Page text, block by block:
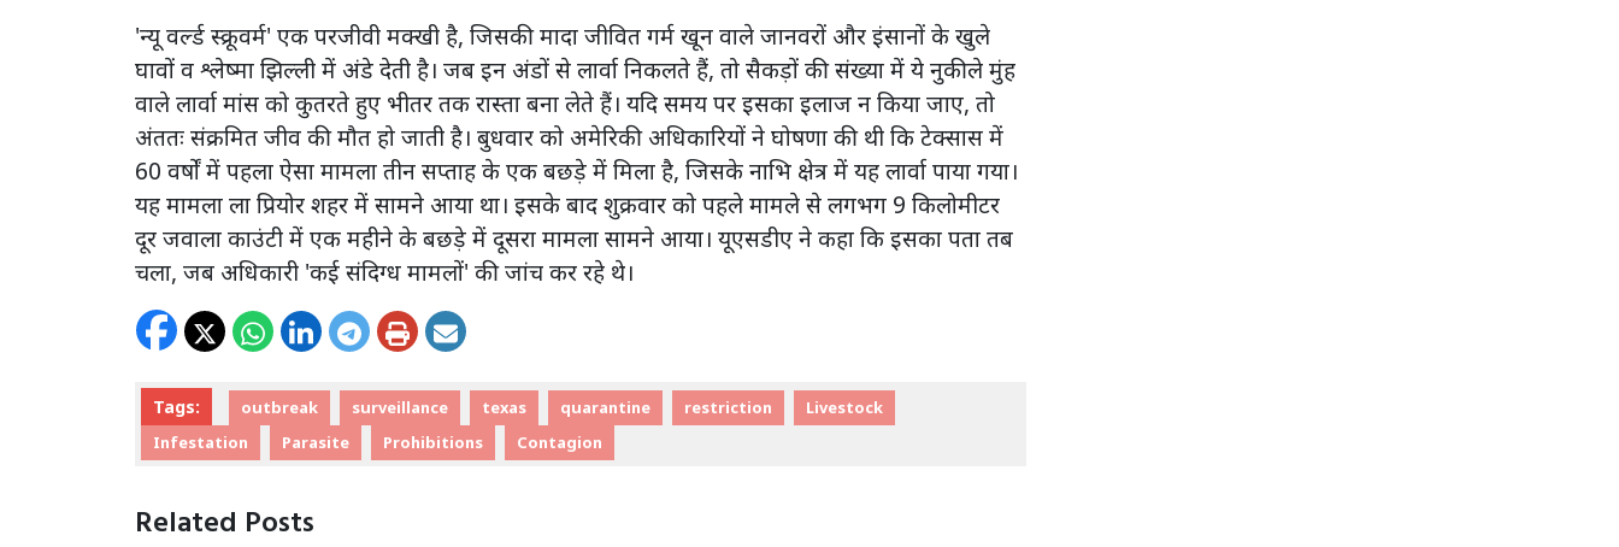
'न्यू वर्ल्ड स्क्रूवर्म' एक परजीवी मक्खी है, जिसकी मादा जीवित गर्म खून वाले जानवरों और इंसानों के खुले
घावों व श्लेष्मा झिल्ली में अंडे देती है। जब इन अंडों से लार्वा निकलते हैं, तो सैकड़ों की संख्या में ये नुकीले मुंह
वाले लार्वा मांस को कुतरते हुए भीतर तक रास्ता बना लेते हैं। यदि समय पर इसका इलाज न किया जाए, तो
अंततः संक्रमित जीव की मौत हो जाती है। बुधवार को अमेरिकी अधिकारियों ने घोषणा की थी कि टेक्सास में
60 वर्षों में पहला ऐसा मामला तीन सप्ताह के एक बछड़े में मिला है, जिसके नाभि क्षेत्र में यह लार्वा पाया गया।
यह मामला ला प्रियोर शहर में सामने आया था। इसके बाद शुक्रवार को पहले मामले से लगभग 9 किलोमीटर
दूर जवाला काउंटी में एक महीने के बछड़े में दूसरा मामला सामने आया। यूएसडीए ने कहा कि इसका पता तब
चला, जब अधिकारी 'कई संदिग्ध मामलों' की जांच कर रहे थे।
Tags: outbreak surveillance texas quarantine restriction
Livestock
Infestation
Parasite Prohibitions Contagion
Related Posts